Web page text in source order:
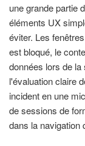
une grande partie
éléments UX
éviter. Les
est bloqué, le
données lors de
l'évaluation claire
incident en une
de sessions de
dans la navigation